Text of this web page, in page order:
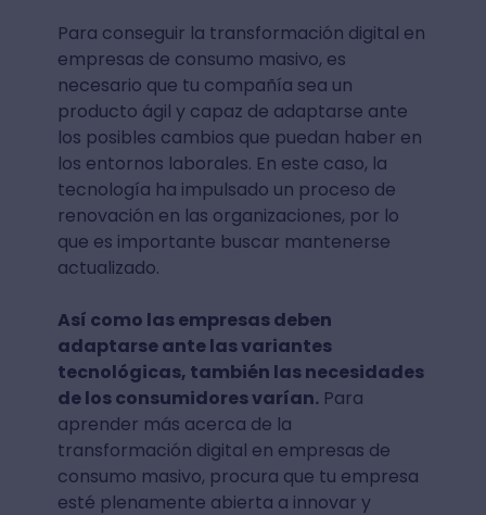
Para conseguir la transformación digital en
empresas de consumo masivo, es
necesario que tu compañía sea un
producto ágil y capaz de adaptarse ante
los posibles cambios que puedan haber en
los entornos laborales. En este caso, la
tecnología ha impulsado un proceso de
renovación en las organizaciones, por lo
que es importante buscar mantenerse
actualizado.
Así como las empresas deben
adaptarse ante las variantes
tecnológicas, también las necesidades
de los consumidores varían.Para
aprender más acerca de la
transformación digital en empresas de
consumo masivo, procura que tu empresa
esté plenamente abierta a innovar y